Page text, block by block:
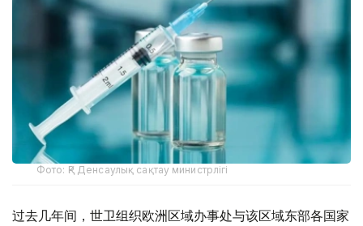
Фото: ҚР Денсаулық сақтау министрлігі
过去几年间，世卫组织欧洲区域办事处与该区域东部各国家